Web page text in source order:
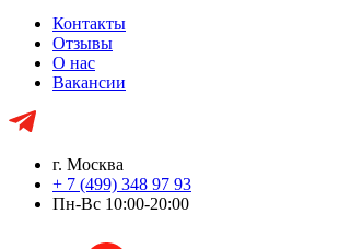
Контакты
Отзывы
О нас
Вакансии
г. Москва
+ 7 (499) 348 97 93
Пн-Вс 10:00-20:00